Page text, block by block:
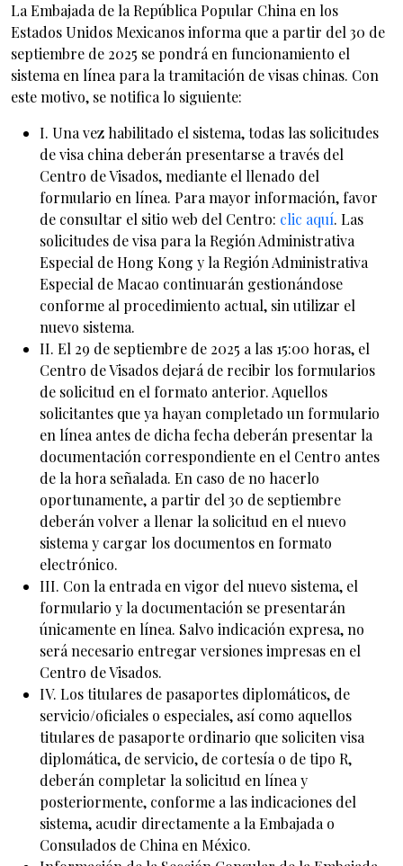
La Embajada de la República Popular China en los
Estados Unidos Mexicanos informa que a partir del 30 de
septiembre de 2025 se pondrá en funcionamiento el
sistema en línea para la tramitación de visas chinas. Con
este motivo, se notifica lo siguiente:
I. Una vez habilitado el sistema, todas las solicitudes
de visa china deberán presentarse a través del
Centro de Visados, mediante el llenado del
formulario en línea. Para mayor información, favor
de consultar el sitio web del Centro: clic aquí. Las
solicitudes de visa para la Región Administrativa
Especial de Hong Kong y la Región Administrativa
Especial de Macao continuarán gestionándose
conforme al procedimiento actual, sin utilizar el
nuevo sistema.
II. El 29 de septiembre de 2025 a las 15:00 horas, el
Centro de Visados dejará de recibir los formularios
de solicitud en el formato anterior. Aquellos
solicitantes que ya hayan completado un formulario
en línea antes de dicha fecha deberán presentar la
documentación correspondiente en el Centro antes
de la hora señalada. En caso de no hacerlo
oportunamente, a partir del 30 de septiembre
deberán volver a llenar la solicitud en el nuevo
sistema y cargar los documentos en formato
electrónico.
III. Con la entrada en vigor del nuevo sistema, el
formulario y la documentación se presentarán
únicamente en línea. Salvo indicación expresa, no
será necesario entregar versiones impresas en el
Centro de Visados.
IV. Los titulares de pasaportes diplomáticos, de
servicio/oficiales o especiales, así como aquellos
titulares de pasaporte ordinario que soliciten visa
diplomática, de servicio, de cortesía o de tipo R,
deberán completar la solicitud en línea y
posteriormente, conforme a las indicaciones del
sistema, acudir directamente a la Embajada o
Consulados de China en México.